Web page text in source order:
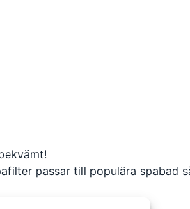
passar till populära spabad